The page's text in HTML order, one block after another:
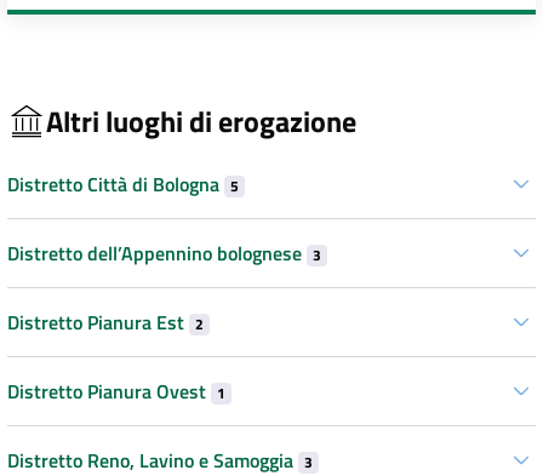
Altri luoghi di erogazione
Distretto Città di Bologna 5
Distretto dell’Appennino bolognese 3
Distretto Pianura Est 2
Distretto Pianura Ovest 1
Distretto Reno, Lavino e Samoggia 3